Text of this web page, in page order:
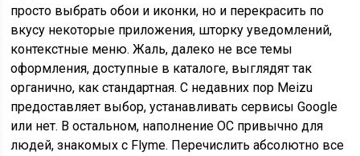
просто выбрать обои и иконки, но и перекрасить по
вкусу некоторые приложения, шторку уведомлений,
контекстные меню. Жаль, далеко не все темы
оформления, доступные в каталоге, выглядят так
органично, как стандартная. С недавних пор Meizu
предоставляет выбор, устанавливать сервисы Google
или нет. В остальном, наполнение ОС привычно для
людей, знакомых с Flyme. Перечислить абсолютно все